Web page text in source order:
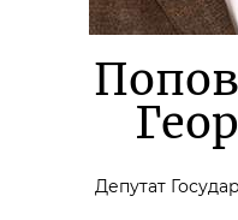
Депутат